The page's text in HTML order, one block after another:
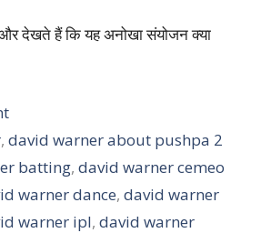
देखते हैं कि यह अनोखा संयोजन क्या
,david warner about pushpa 2
batting, david warner cemeo
warner dance, david warner
warner ipl, david warner